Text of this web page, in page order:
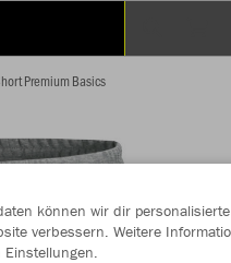
Premium Basics
können wir dir personalisierte
verbessern. Weitere